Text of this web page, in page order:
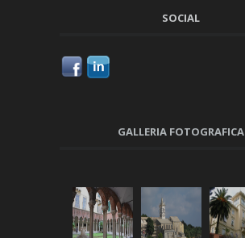
SOCIAL
GALLERIA FOTOGRAFICA